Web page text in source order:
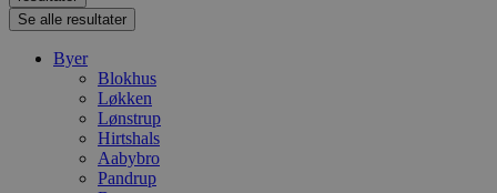
Se alle resultater
Byer
Blokhus
Løkken
Lønstrup
Hirtshals
Aabybro
Pandrup